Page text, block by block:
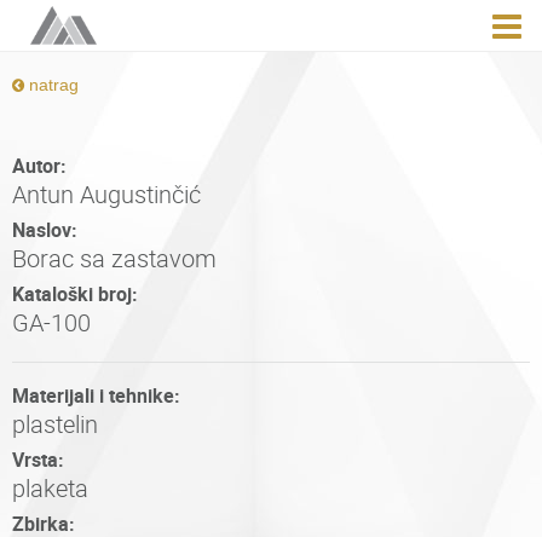
natrag
Autor:
Antun Augustinčić
Naslov:
Borac sa zastavom
Kataloški broj:
GA-100
Materijali i tehnike:
plastelin
Vrsta:
plaketa
Zbirka: